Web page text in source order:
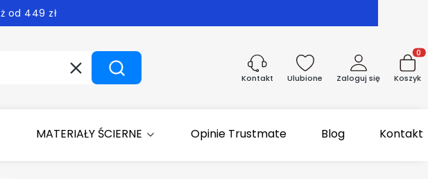
od 449 zł
WyczyśćSzukaj
Kontakt Ulubione Zaloguj się Koszyk
MATERIAŁY ŚCIERNE Opinie Trustmate Blog Kontakt